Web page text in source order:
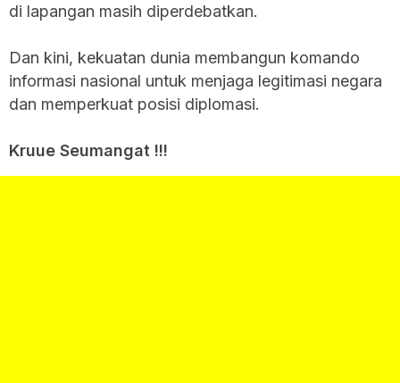
di lapangan masih diperdebatkan.
Dan kini, kekuatan dunia membangun komando
informasi nasional untuk menjaga legitimasi negara
dan memperkuat posisi diplomasi.
Kruue Seumangat !!!